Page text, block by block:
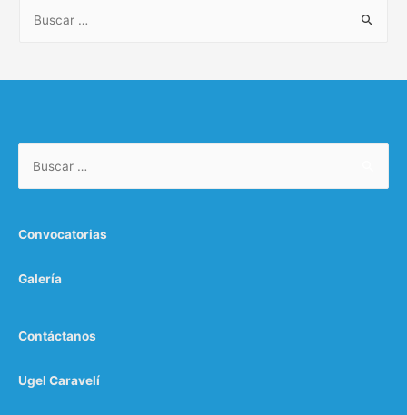
Convocatorias
Galería
Contáctanos
Ugel Caravelí